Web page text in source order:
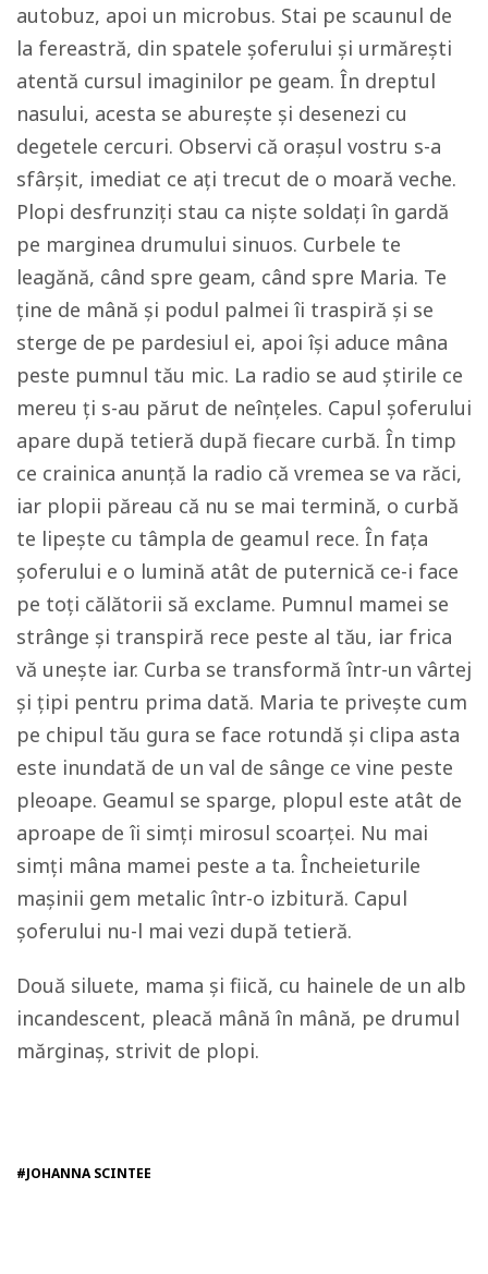
autobuz, apoi un microbus. Stai pe scaunul de
la fereastră, din spatele șoferului și urmărești
atentă cursul imaginilor pe geam. În dreptul
nasului, acesta se aburește și desenezi cu
degetele cercuri. Observi că orașul vostru s-a
sfârșit, imediat ce ați trecut de o moară veche.
Plopi desfrunziți stau ca niște soldați în gardă
pe marginea drumului sinuos. Curbele te
leagănă, când spre geam, când spre Maria. Te
ține de mână și podul palmei îi traspiră și se
sterge de pe pardesiul ei, apoi își aduce mâna
peste pumnul tău mic. La radio se aud știrile ce
mereu ți s-au părut de neînțeles. Capul șoferului
apare după tetieră după fiecare curbă. În timp
ce crainica anunță la radio că vremea se va răci,
iar plopii păreau că nu se mai termină, o curbă
te lipește cu tâmpla de geamul rece. În fața
șoferului e o lumină atât de puternică ce-i face
pe toți călătorii să exclame. Pumnul mamei se
strânge și transpiră rece peste al tău, iar frica
vă unește iar. Curba se transformă într-un vârtej
și țipi pentru prima dată. Maria te privește cum
pe chipul tău gura se face rotundă și clipa asta
este inundată de un val de sânge ce vine peste
pleoape. Geamul se sparge, plopul este atât de
aproape de îi simți mirosul scoarței. Nu mai
simți mâna mamei peste a ta. Încheieturile
mașinii gem metalic într-o izbitură. Capul
șoferului nu-l mai vezi după tetieră.
Două siluete, mama și fiică, cu hainele de un alb
incandescent, pleacă mână în mână, pe drumul
mărginaș, strivit de plopi.
#JOHANNA SCINTEE